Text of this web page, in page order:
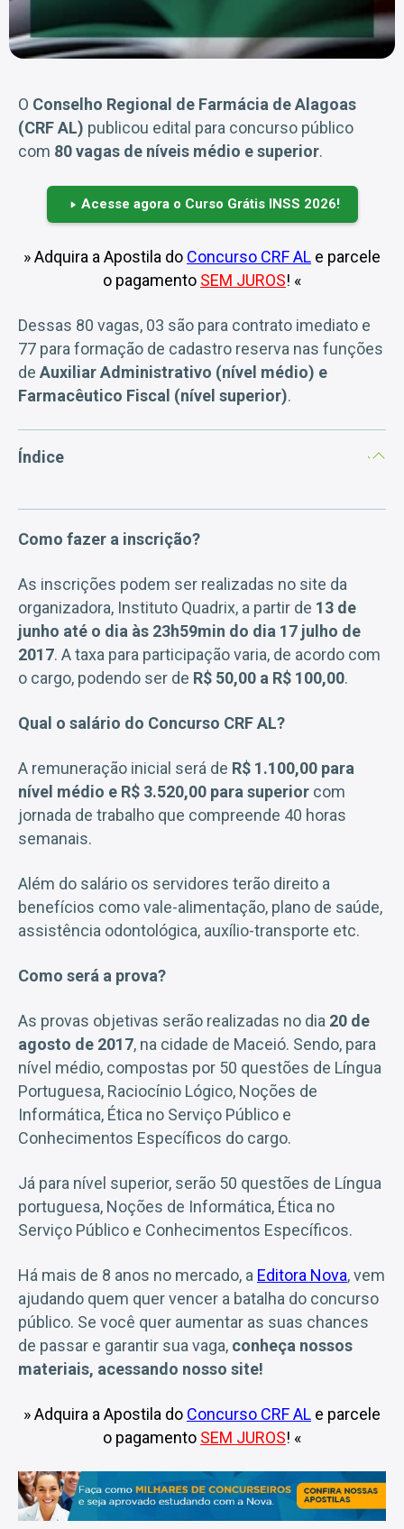
O Conselho Regional de Farmácia de Alagoas
(CRF AL) publicou edital para concurso público
com 80 vagas de níveis médio e superior.
Acesse agora o Curso Grátis INSS 2026!
» Adquira a Apostila do Concurso CRF AL e parcele
o pagamento SEM JUROS! «
Dessas 80 vagas, 03 são para contrato imediato e
77 para formação de cadastro reserva nas funções
de Auxiliar Administrativo (nível médio) e
Farmacêutico Fiscal (nível superior).
Índice
Como fazer a inscrição?
As inscrições podem ser realizadas no site da
organizadora, Instituto Quadrix, a partir de 13 de
junho até o dia às 23h59min do dia 17 julho de
2017. A taxa para participação varia, de acordo com
o cargo, podendo ser de R$ 50,00 a R$ 100,00.
Qual o salário do Concurso CRF AL?
A remuneração inicial será de R$ 1.100,00 para
nível médio e R$ 3.520,00 para superior com
jornada de trabalho que compreende 40 horas
semanais.
Além do salário os servidores terão direito a
benefícios como vale-alimentação, plano de saúde,
assistência odontológica, auxílio-transporte etc.
Como será a prova?
As provas objetivas serão realizadas no dia 20 de
agosto de 2017, na cidade de Maceió. Sendo, para
nível médio, compostas por 50 questões de Língua
Portuguesa, Raciocínio Lógico, Noções de
Informática, Ética no Serviço Público e
Conhecimentos Específicos do cargo.
Já para nível superior, serão 50 questões de Língua
portuguesa, Noções de Informática, Ética no
Serviço Público e Conhecimentos Específicos.
Há mais de 8 anos no mercado, a Editora Nova, vem
ajudando quem quer vencer a batalha do concurso
público. Se você quer aumentar as suas chances
de passar e garantir sua vaga, conheça nossos
materiais, acessando nosso site!
» Adquira a Apostila do Concurso CRF AL e parcele
o pagamento SEM JUROS! «